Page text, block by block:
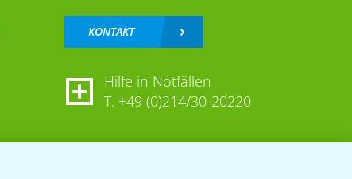
KONTAKT
Hilfe in Notfällen
T. +49 (0)214/30-20220